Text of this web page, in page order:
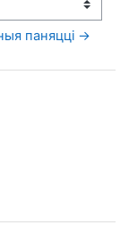
паняцці →